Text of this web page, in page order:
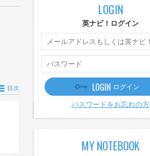
目次
LOGIN
英ナビ！ログイン
LOGIN ログイン
パスワードをお忘れの方
MY NOTEBOOK